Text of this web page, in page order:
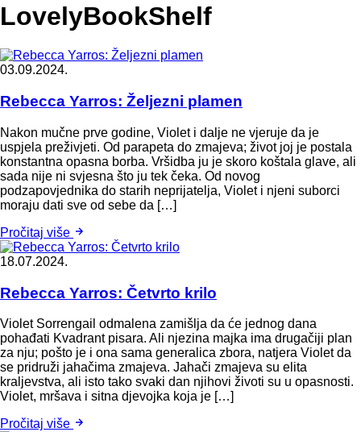
LovelyBookShelf
03.09.2024.
Rebecca Yarros: Željezni plamen
Nakon mučne prve godine, Violet i dalje ne vjeruje da je
uspjela preživjeti. Od parapeta do zmajeva; život joj je postala
konstantna opasna borba. Vršidba ju je skoro koštala glave, ali
sada nije ni svjesna što ju tek čeka. Od novog
podzapovjednika do starih neprijatelja, Violet i njeni suborci
moraju dati sve od sebe da […]
Pročitaj više
18.07.2024.
Rebecca Yarros: Četvrto krilo
Violet Sorrengail odmalena zamišlja da će jednog dana
pohađati Kvadrant pisara. Ali njezina majka ima drugačiji plan
za nju; pošto je i ona sama generalica zbora, natjera Violet da
se pridruži jahačima zmajeva. Jahači zmajeva su elita
kraljevstva, ali isto tako svaki dan njihovi životi su u opasnosti.
Violet, mršava i sitna djevojka koja je […]
Pročitaj više